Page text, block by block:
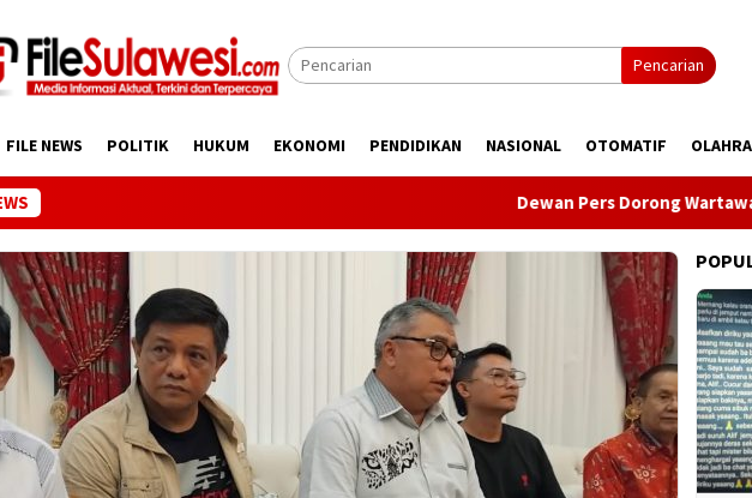
Pencarian
FILE NEWS POLITIK HUKUM EKONOMI PENDIDIKAN NASIONAL OTOMATIF
Dewan Pers Dorong Wartawan Perkuat